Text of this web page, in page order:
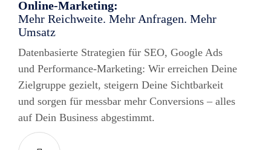
Online-Marketing:
Mehr Reichweite. Mehr Anfragen. Mehr
Umsatz
Datenbasierte Strategien für SEO, Google Ads
und Performance-Marketing: Wir erreichen Deine
Zielgruppe gezielt, steigern Deine Sichtbarkeit
und sorgen für messbar mehr Conversions – alles
auf Dein Business abgestimmt.